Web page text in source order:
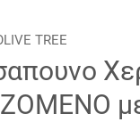
TREE
με